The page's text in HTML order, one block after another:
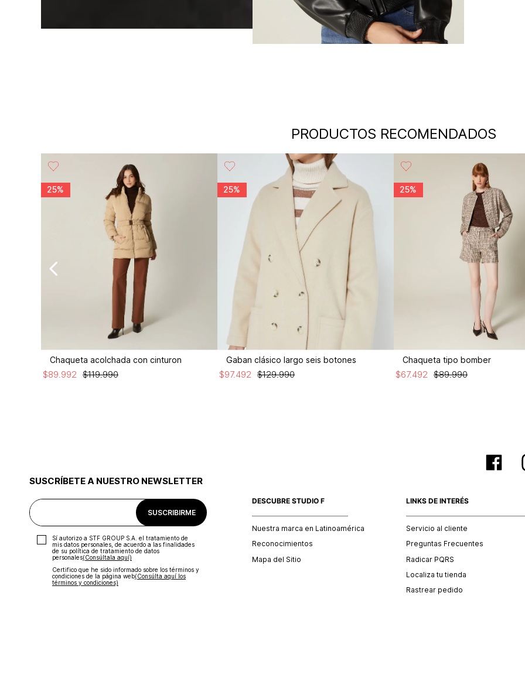
PRODUCTOS RECOMENDADOS
25%
Chaqueta acolchada con cinturon
$119.990
$89 992
25%
Gaban clásico largo seis botones
$129.990
$97.492
25%
Chaqueta tipo bomber
$89.990
$67.492
SUSCRÍBETE A NUESTRO NEWSLETTER
SUSCRIBIRME
Sí autorizo a STF GROUP S.A. el tratamiento de
mis datos personales, de acuerdo a las finalidades
de su política de tratamiento de datos
personales‎(Consúltala aquí)
Certifico que he sido informado sobre los términos y
condiciones de la página web‎(Consúlta aquí los
términos y condiciones)
DESCUBRE STUDIO F
Nuestra marca en Latinoamérica
Reconocimientos
Mapa del Sitio
LINKS DE INTERÉS
Servicio al cliente
Preguntas Frecuentes
Radicar PQRS
Localiza tu tienda
Rastrear pedido